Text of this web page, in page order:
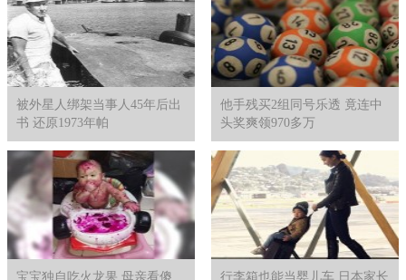
荣退休了，也许如今安全地拆除是它为人类做出的最后贡献。
被外星人绑架当事人45年后出
书 还原1973年帕
他手残买2组同号乐透 竟连中
头奖爽领970多万
宝宝独自吃火龙果 母亲看傻 行李箱也能当婴儿车 日本家长